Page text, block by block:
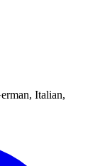
Italian,